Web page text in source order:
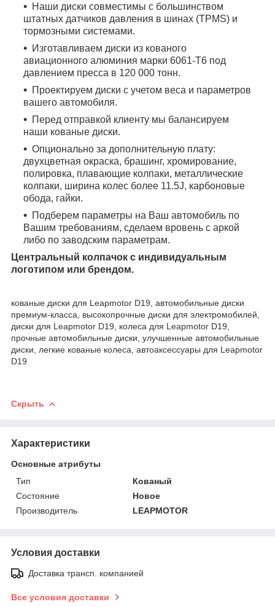
Наши диски совместимы с большинством
штатных датчиков давления в шинах (TPMS) и
тормозными системами.
Изготавливаем диски из кованого
авиационного алюминия марки 6061-T6 под
давлением пресса в 120 000 тонн.
Проектируем диски с учетом веса и параметров
вашего автомобиля.
Перед отправкой клиенту мы балансируем
наши кованые диски.
Опционально за дополнительную плату:
двухцветная окраска, брашинг, хромирование,
полировка, плавающие колпаки, металлические
колпаки, ширина колес более 11.5J, карбоновые
обода, гайки.
Подберем параметры на Ваш автомобиль по
Вашим требованиям, сделаем вровень с аркой
либо по заводским параметрам.
Центральный колпачок с индивидуальным
логотипом или брендом.
кованые диски для Leapmotor D19, автомобильные диски
премиум-класса, высокопрочные диски для электромобилей,
диски для Leapmotor D19, колеса для Leapmotor D19,
прочные автомобильные диски, улучшенные автомобильные
диски, легкие кованые колеса, автоаксессуары для Leapmotor
D19
Скрыть
Характеристики
Основные атрибуты
Тип
Кованый
Состояние
Новое
Производитель
LEAPMOTOR
Условия доставки
Доставка трансп. компанией
Все условия доставки